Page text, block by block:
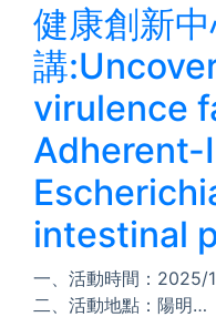
健康創新
講
virulence
Adherent-
intestinal
一、活動時間：2025/
二、活動地點：陽明…